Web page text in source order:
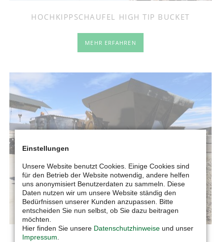
HOCHKIPPSCHAUFEL HIGH TIP BUCKET
MEHR ERFAHREN
Einstellungen
Unsere Website benutzt Cookies. Einige Cookies sind
für den Betrieb der Website notwendig, andere helfen
uns anonymisiert Benutzerdaten zu sammeln. Diese
Daten nutzen wir um unsere Website ständig den
Bedürfnissen unserer Kunden anzupassen. Bitte
entscheiden Sie nun selbst, ob Sie dazu beitragen
möchten.
Hier finden Sie unsere Datenschutzhinweise und unser
Impressum